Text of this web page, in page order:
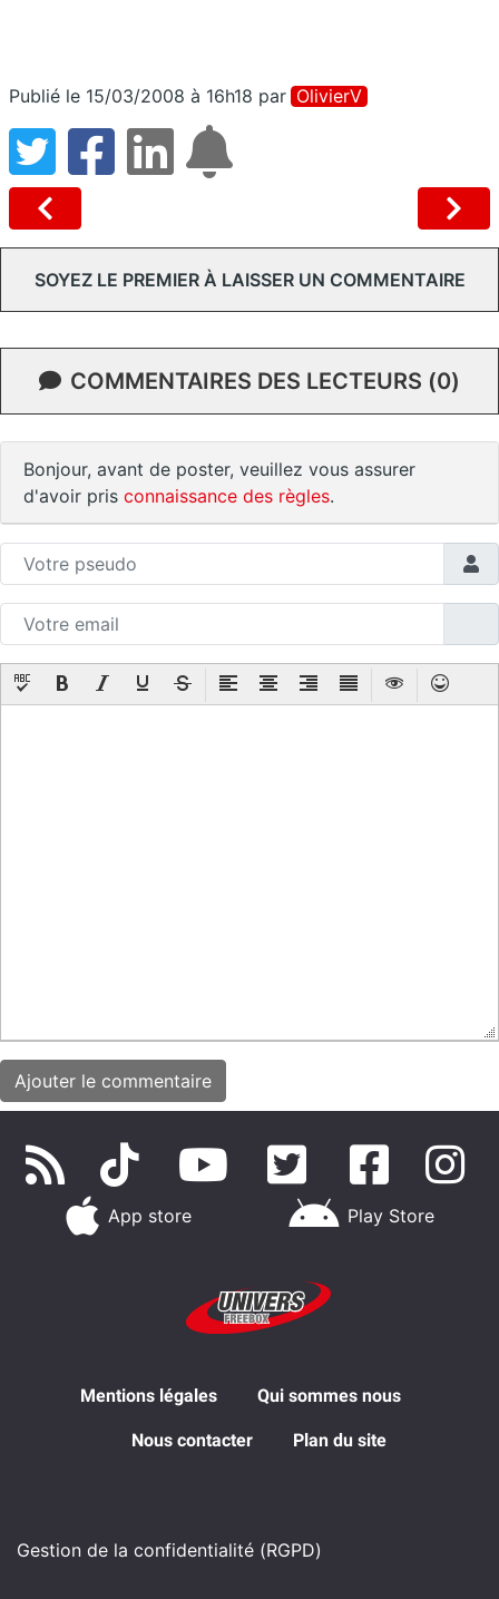
Publié le 15/03/2008 à 16h18 par OlivierV
SOYEZ LE PREMIER À LAISSER UN COMMENTAIRE
COMMENTAIRES DES LECTEURS (0)
Bonjour, avant de poster, veuillez vous assurer
d'avoir pris connaissance des règles.
App store Play Store
Mentions légales Qui sommes nous
Nous contacter Plan du site
Gestion de la confidentialité (RGPD)